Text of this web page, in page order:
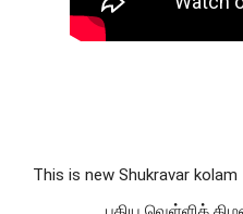
This is new Shukravar